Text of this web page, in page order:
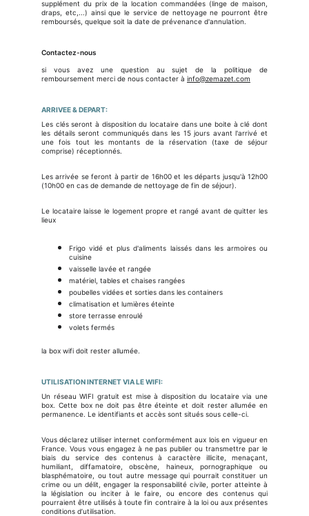
supplément du prix de la location commandées (linge de maison,
draps, etc,...) ainsi que le service de nettoyage ne pourront être
remboursés, quelque soit la date de prévenance d'annulation.
Contactez-nous
si vous avez une question au sujet de la politique de
remboursement merci de nous contacter à info@zemazet.com
ARRIVEE & DEPART:
Les clés seront à disposition du locataire dans une boite à clé dont
les détails seront communiqués dans les 15 jours avant l'arrivé et
une fois tout les montants de la réservation (taxe de séjour
comprise) réceptionnés.
Les arrivée se feront à partir de 16h00 et les départs jusqu'à 12h00
(10h00 en cas de demande de nettoyage de fin de séjour).
Le locataire laisse le logement propre et rangé avant de quitter les
lieux
Frigo vidé et plus d'aliments laissés dans les armoires ou
cuisine
vaisselle lavée et rangée
matériel, tables et chaises rangées
poubelles vidées et sorties dans les containers
climatisation et lumières éteinte
store terrasse enroulé
volets fermés
la box wifi doit rester allumée.
UTILISATION INTERNET VIA LE WIFI:
Un réseau WIFI gratuit est mise à disposition du locataire via une
box. Cette box ne doit pas être éteinte et doit rester allumée en
permanence. Le identifiants et accès sont situés sous celle-ci.
Vous déclarez utiliser internet conformément aux lois en vigueur en
France. Vous vous engagez à ne pas publier ou transmettre par le
biais du service des contenus à caractère illicite, menaçant,
humiliant, diffamatoire, obscène, haineux, pornographique ou
blasphématoire, ou tout autre message qui pourrait constituer un
crime ou un délit, engager la responsabilité civile, porter atteinte à
la législation ou inciter à le faire, ou encore des contenus qui
pourraient être utilisés à toute fin contraire à la loi ou aux présentes
conditions d’utilisation.